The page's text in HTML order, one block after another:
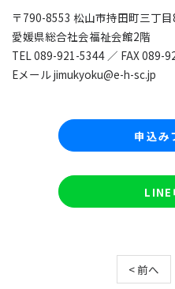
〒790-8553 松山市持田町三丁
愛媛県総合社会福祉会館2階
TEL 089-921-5344 ／ FAX 089-
Eメール jimukyoku@e-h-sc.jp
申込み
LINE
< 前へ